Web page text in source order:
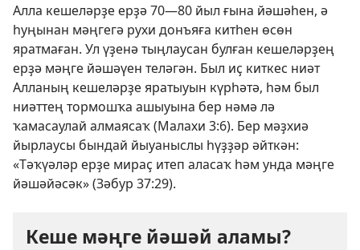
Алла кешеләрҙе ерҙә 70—80 йыл ғына йәшәһен, ә
һуңынан мәңгегә рухи донъяға китһен өсөн
яратмаған. Ул үҙенә тыңлаусан булған кешеләрҙең
ерҙә мәңге йәшәүен теләгән. Был иҫ киткес ниәт
Алланың кешеләрҙе яратыуын күрһәтә, һәм был
ниәттең тормошҡа ашыуына бер нәмә лә
ҡамасаулай алмаясаҡ (Малахи 3:6). Бер мәҙхиә
йырлаусы бындай йыуаныслы һүҙҙәр әйткән:
«Тәҡүәләр ерҙе мираҫ итеп аласаҡ һәм унда мәңге
йәшәйәсәк» (Зәбур 37:29).
Кеше мәңге йәшәй аламы?